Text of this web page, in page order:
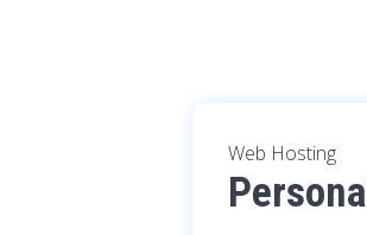
Web Hosting
Personal